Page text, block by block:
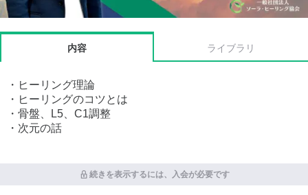
内容 ライブラリ
・ヒーリング理論
・ヒーリングのコツとは
・骨盤、L5、C1調整
・次元の話
続きを表示するには、入会が必要です